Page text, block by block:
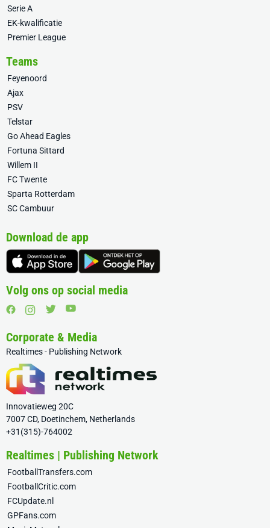
Serie A
EK-kwalificatie
Premier League
Teams
Feyenoord
Ajax
PSV
Telstar
Go Ahead Eagles
Fortuna Sittard
Willem II
FC Twente
Sparta Rotterdam
SC Cambuur
Download de app
Volg ons op social media
Corporate & Media
Realtimes - Publishing Network
Innovatieweg 20C
7007 CD, Doetinchem, Netherlands
+31(315)-764002
Realtimes | Publishing Network
FootballTransfers.com
FootballCritic.com
FCUpdate.nl
GPFans.com